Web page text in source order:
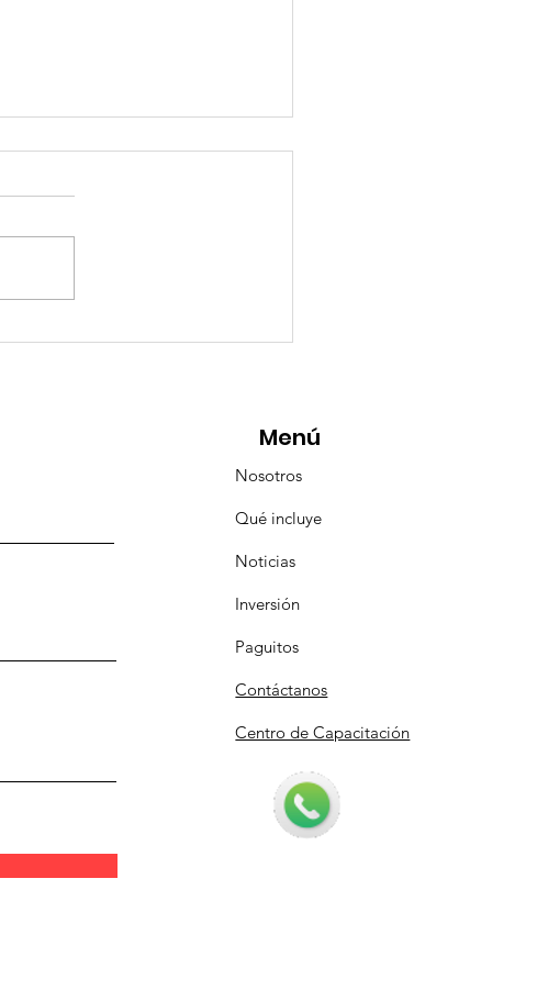
ViveMásViajandoByFraveo
Menú
Nosotros
Qué incluye
Noticias
Inversión
Paguitos
Contáctanos
Centro de Capacitación